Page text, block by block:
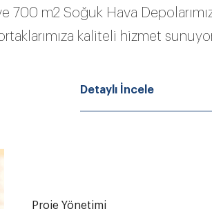
m2 Soğuk Hava
kaliteli hizmet
Detaylı İncele
Proje Yönetimi